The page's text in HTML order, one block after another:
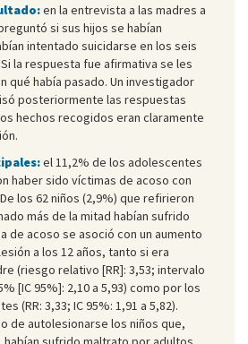
en la entrevista a las madres a
si sus hijos se habían
intentado suicidarse en los seis
la respuesta fue afirmativa se les
qué había pasado. Un investigador
posteriormente las respuestas
hechos recogidos eran claramente
el 11,2% de los adolescentes
haber sido víctimas de acoso con
los 62 niños (2,9%) que refirieron
más de la mitad habían sufrido
de acoso se asoció con un aumento
a los 12 años, tanto si era
(riesgo relativo [RR]: 3,53; intervalo
[IC 95%]: 2,10 a 5,93) como por los
(RR: 3,33; IC 95%: 1,91 a 5,82).
de autolesionarse los niños que,